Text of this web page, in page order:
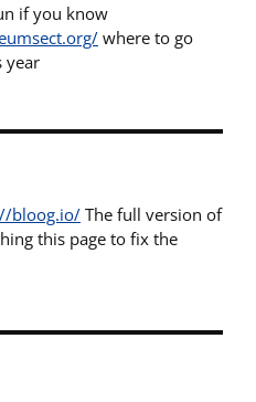
if you know
where to go
year
bloog.io/ The full version of
this page to fix the